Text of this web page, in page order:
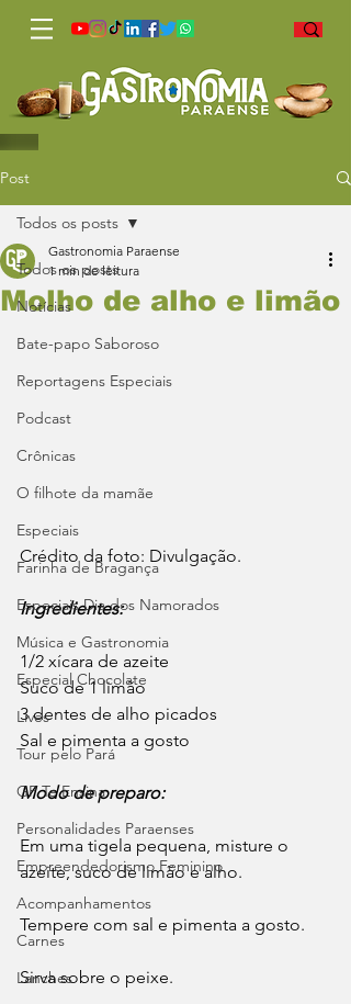
Post
Todos os posts
Notícias
Bate-papo Saboroso
Reportagens Especiais
Podcast
Crônicas
O filhote da mamãe
Especiais
Farinha de Bragança
Especiais Dia dos Namorados
Música e Gastronomia
Especial Chocolate
Lives
Tour pelo Pará
GP Te Ensina
Personalidades Paraenses
Empreendedorismo Feminino
Acompanhamentos
Carnes
Lanches
Todos os posts
Molho de alho e limão
Gastronomia Paraense
1 min de leitura
Crédito da foto: Divulgação.
Ingredientes:
1/2 xícara de azeite
Suco de 1 limão
3 dentes de alho picados
Sal e pimenta a gosto
Modo de preparo:
Em uma tigela pequena, misture o
azeite, suco de limão e alho.
Tempere com sal e pimenta a gosto.
Sirva sobre o peixe.